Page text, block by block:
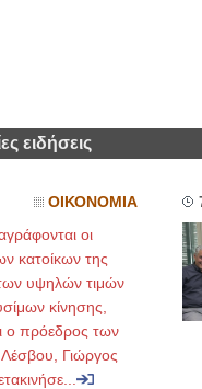
ειδήσεις
ΟΙΚΟΝΟΜΙΑ
οι
κατοίκων της
υψηλών τιμών
κίνησης,
ο πρόεδρος των
Γιώργος